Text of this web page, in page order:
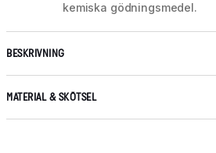
kemiska gödningsmedel.
BESKRIVNING
MATERIAL & SKÖTSEL